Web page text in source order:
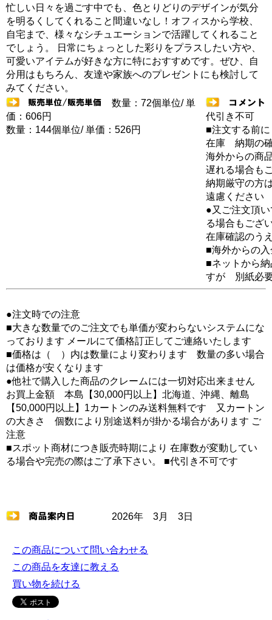
忙しい日々を過ごす中でも、色とりどりのデザインが気分
を明るくしてくれること間違いなし！オフィスから学校、
自宅まで、様々なシチュエーションで活躍してくれること
でしょう。 日常にちょっとした彩りをプラスしたい方や、
可愛いアイテムが好きな方に特におすすめです。ぜひ、自
分用はもちろん、友達や家族へのプレゼントにも検討して
みてください。
数量：72個単位/ 単
価：606円
数量：144個単位/ 単価：526円
代引き不可
■注文する前に
在庫 納期の
海外からの商
遅れる場合も
納期厳守の方
遠慮ください
●又ご注文頂
る場合もござ
在庫確認のう
■海外からの
■ネットから
すが 別紙必
●注文時での注意
■大きな数量でのご注文でも単価が変わらないシステムにな
っております メールにて価格訂正してご連絡いたします
■価格は（ ）内は数量により変わります 数量の多い場合
は価格が安くなります
●他社で購入した商品のクレームには一切対応出来ません
お買上金額 本島【30,000円以上】北海道、沖縄、離島
【50,000円以上】1カートンのみ送料無料です 又カートン
の大きさ 個数により別途送料が掛かる場合があります ご
注意
■スポット商材につき販売時期により 在庫数が変動してい
る場合や完売の際はご了承下さい。 ■代引き不可です
2026年 3月 3日
この商品について問い合わせる
この商品を友達に教える
買い物を続ける